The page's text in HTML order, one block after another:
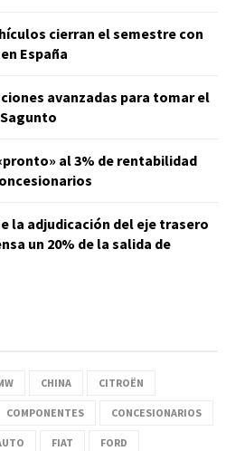
cierran el semestre con
España
avanzadas para tomar el
al 3% de rentabilidad
la adjudicación del eje trasero
un 20% de la salida de
CHINA CITROËN
COMPONENTES CONCESIONARIOS
FIAT FORD